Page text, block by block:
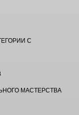
С
МАСТЕРСТВА